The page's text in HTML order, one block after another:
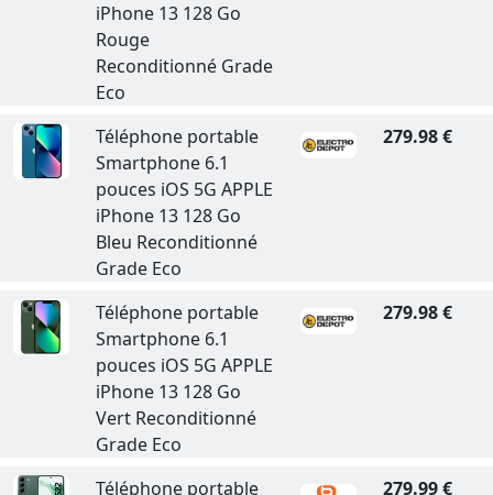
iPhone 13 128 Go
Rouge
Reconditionné Grade
Eco
Téléphone portable
Smartphone 6.1
pouces iOS 5G APPLE
iPhone 13 128 Go
Bleu Reconditionné
Grade Eco
279.98 €
Téléphone portable
Smartphone 6.1
pouces iOS 5G APPLE
iPhone 13 128 Go
Vert Reconditionné
Grade Eco
279.98 €
Téléphone portable 279.99 €